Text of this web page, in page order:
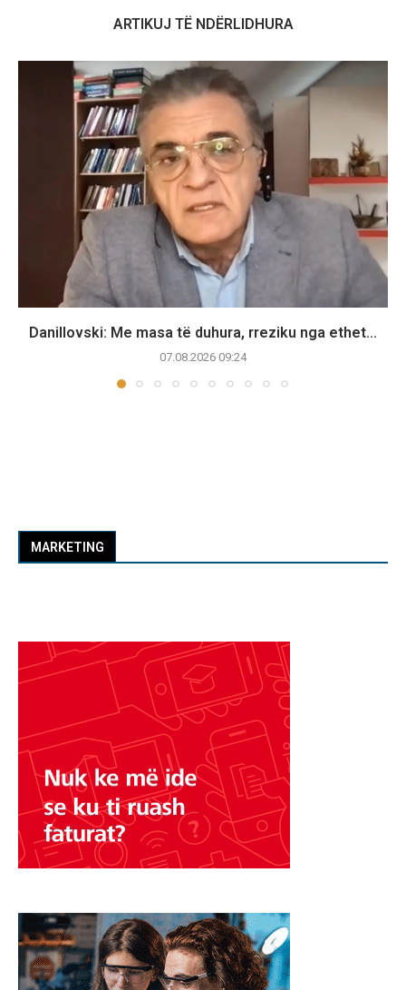
ARTIKUJ TË NDËRLIDHURA
Danillovski: Me masa të duhura, rreziku nga ethet...
07.08.2026 09:24
MARKETING